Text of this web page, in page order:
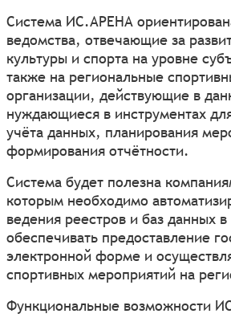
Система ИС.АРЕНА
ведомства, отвечающие за
культуры и спорта на уровне
также на региональные
организации, действующие в
нуждающиеся в инструментах
учёта данных, планирования
формирования отчётности.
Система будет полезна
которым необходимо
ведения реестров и баз данных
обеспечивать предоставление
электронной форме и
спортивных мероприятий на
Функциональные возможности